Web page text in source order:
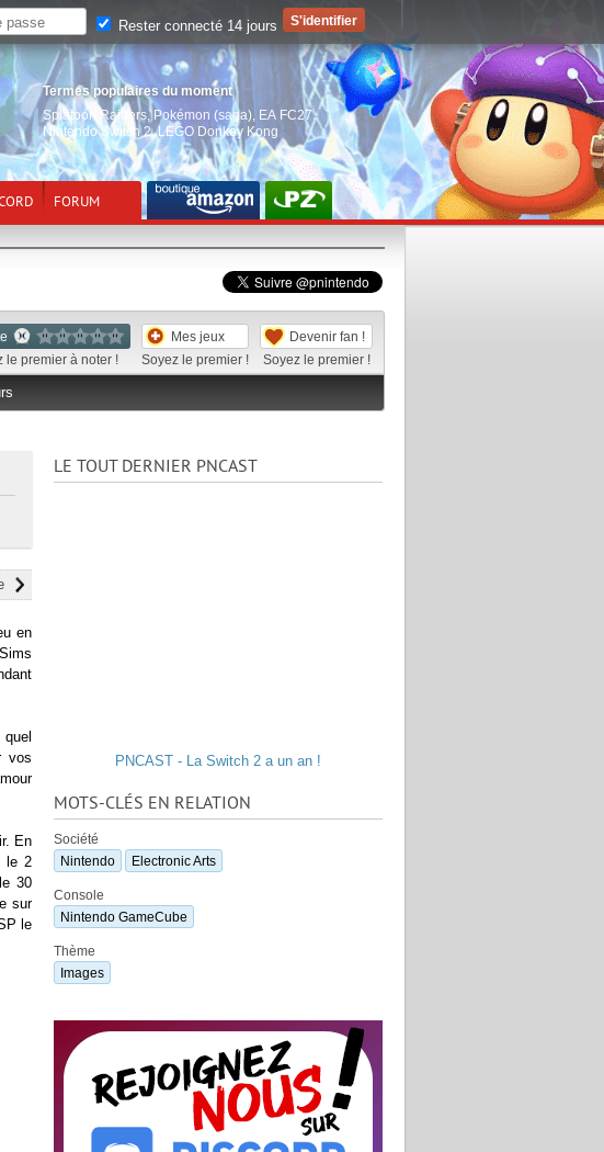
Termes populaires du moment
Splatoon Raiders, Pokémon (saga) EA FC27,
Nintendo Switch 2,LEGO Donkey Kong
FORUM
le premier à noter !
Mes jeux
Soyez le premier !
Devenir fan !
Soyez le premier !
en
vos
En
le 2
30
sur
le
LE TOUT DERNIER PNCAST
PNCAST - La Switch 2 a un an !
MOTS-CLÉS EN RELATION
Société
Nintendo
Electronic Arts
Console
Nintendo GameCube
Thème
Images
Rester connecté 14 jours